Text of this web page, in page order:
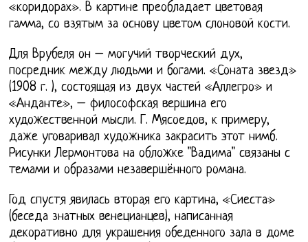
«коридорах». В картине преобладает цветовая
гамма, со взятым за основу цветом слоновой кости.
Для Врубеля он – могучий творческий дух,
посредник между людьми и богами. «Соната звезд»
(1908 г. ), состоящая из двух частей «Аллегро» и
«Анданте», – философская вершина его
художественной мысли. Г. Мясоедов, к примеру,
даже уговаривал художника закрасить этот нимб.
Рисунки Лермонтова на обложке "Вадима" связаны с
темами и образами незавершённого романа.
Год спустя явилась вторая его картина, «Сиеста»
(беседа знатных венецианцев), написанная
декоративно для украшения обеденного зала в доме